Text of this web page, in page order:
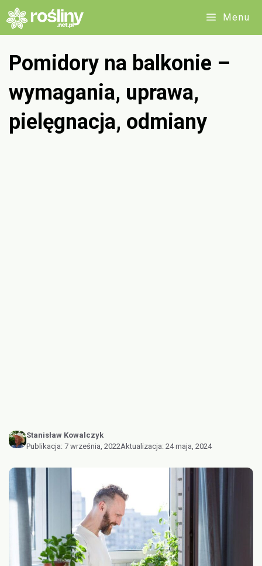
Przejdź
do
Menu
Pomidory na balkonie –
wymagania, uprawa,
pielęgnacja, odmiany
Stanisław Kowalczyk
Publikacja: 7 września, 2022Aktualizacja: 24 maja, 2024